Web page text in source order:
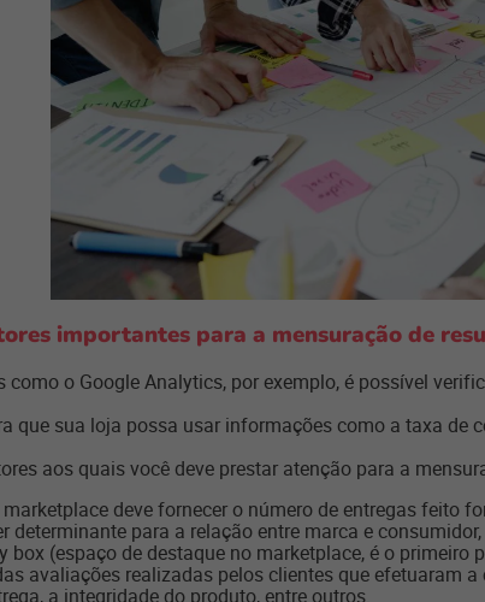
importantes para a mensuração de
como o Google Analytics, por exemplo, é possível
que sua loja possa usar informações como a taxa
aos quais você deve prestar atenção para a
deve fornecer o número de entregas feito
determinante para a relação entre marca e
box (espaço de destaque no marketplace, é o primeiro
avaliações realizadas pelos clientes que efetuaram
a integridade do produto, entre outros.